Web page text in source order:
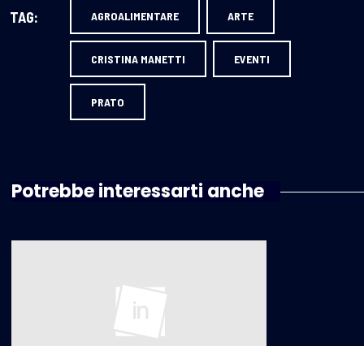
TAG: AGROALIMENTARE ARTE
CRISTINA MANETTI EVENTI
PRATO
Potrebbe interessarti anche